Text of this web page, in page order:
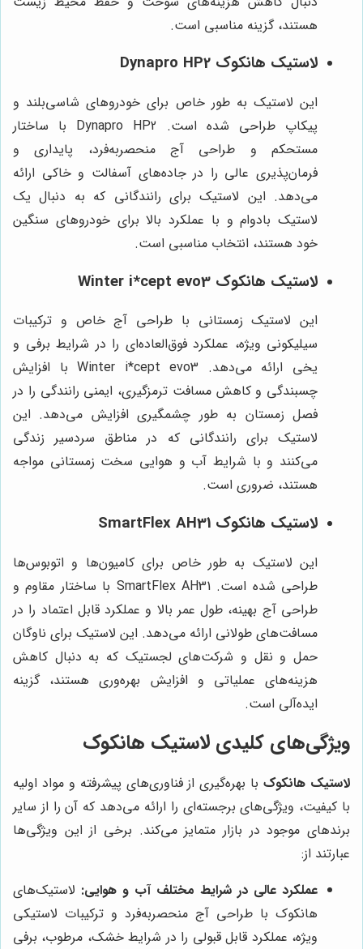
هستند، گزینه مناسبی است.
لاستیک هانکوک Dynapro HP2
این لاستیک به طور خاص برای خودروهای شاسی‌بلند و
پیکاپ طراحی شده است. Dynapro HP2 با ساختار
مستحکم و طراحی آج منحصربه‌فرد، پایداری و
فرمان‌پذیری عالی را در جاده‌های آسفالت و خاکی ارائه
می‌دهد. این لاستیک برای رانندگانی که به دنبال یک
لاستیک بادوام و با عملکرد بالا برای خودروهای سنگین
خود هستند، انتخاب مناسبی است.
لاستیک هانکوک Winter i*cept evo3
این لاستیک زمستانی با طراحی آج خاص و ترکیبات
سیلیکونی ویژه، عملکرد فوق‌العاده‌ای را در شرایط برفی و
یخی ارائه می‌دهد. Winter i*cept evo3 با افزایش
چسبندگی و کاهش مسافت ترمزگیری، ایمنی رانندگی را در
فصل زمستان به طور چشمگیری افزایش می‌دهد. این
لاستیک برای رانندگانی که در مناطق سردسیر زندگی
می‌کنند و با شرایط آب و هوایی سخت زمستانی مواجه
هستند، ضروری است.
لاستیک هانکوک SmartFlex AH31
این لاستیک به طور خاص برای کامیون‌ها و اتوبوس‌ها
طراحی شده است. SmartFlex AH31 با ساختار مقاوم و
طراحی آج بهینه، طول عمر بالا و عملکرد قابل اعتماد را در
مسافت‌های طولانی ارائه می‌دهد. این لاستیک برای ناوگان
حمل و نقل و شرکت‌های لجستیک که به دنبال کاهش
هزینه‌های عملیاتی و افزایش بهره‌وری هستند، گزینه
ایده‌آلی است.
ویژگی‌های کلیدی لاستیک هانکوک
لاستیک هانکوکبا بهره‌گیری از فناوری‌های پیشرفته و مواد اولیه
با کیفیت، ویژگی‌های برجسته‌ای را ارائه می‌دهد که آن را از سایر
برندهای موجود در بازار متمایز می‌کند. برخی از این ویژگی‌ها
عبارتند از:
عملکرد عالی در شرایط مختلف آب و هوایی: لاستیک‌های
هانکوک با طراحی آج منحصربه‌فرد و ترکیبات لاستیکی
ویژه، عملکرد قابل قبولی را در شرایط خشک، مرطوب، برفی